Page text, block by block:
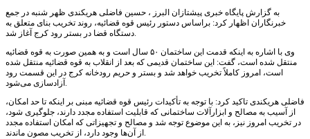
به گزارش پایگاه خبری پیشتازان البرز ، حسین فاضلی هریکندی ظهر شنبه در جمع
خبرنگاران اظهار کرد: براساس دستور رئیس قوه قضائیه، روند تخریب بنای متعلق به
دستگاه قضا در بستر رود کرج آغاز شد.
وی با اشاره به اینکه قدمت این ساختمان ۵۰ سال است و به همین صورت به قوه قضائیه
منتقل شده است، گفت: این ساختمان قدیمی که بعد از انقلاب به قوه قضائیه منتقل شده
است، امروز کاملاً تخریب خواهد شد و بستر و حریم رودخانه کرج در این قسمت رود
آزادسازی می‌شود.
فاضلی هریکندی تاکید کرد: با توجه به تأکیدات رئیس قوه قضائیه مبنی بر اینکه تا حد امکان،
از آسیب به مصالح و ابزارآلات ساختمانی که قابلیت استفاده مجدد دارند، جلوگیری شود،
در تخریب امروز نیز، به این موضوع توجه شد و مصالح و تجهیزاتی که امکان استفاده مجدد
از آن‌ها وجود دارد، از تخریب مصون ماندند.